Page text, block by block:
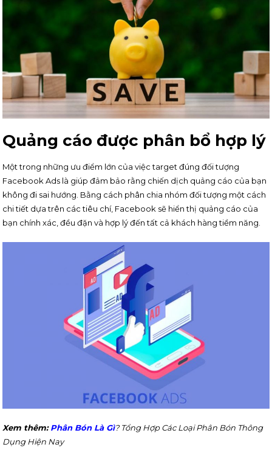
Quảng cáo được phân bổ hợp lý
Một trong những ưu điểm lớn của việc target đúng đối tượng
Facebook Ads là giúp đảm bảo rằng chiến dịch quảng cáo của bạn
không đi sai hướng. Bằng cách phân chia nhóm đối tượng một cách
chi tiết dựa trên các tiêu chí, Facebook sẽ hiển thị quảng cáo của
bạn chính xác, đều đặn và hợp lý đến tất cả khách hàng tiềm năng.
Xem thêm: Phân Bón Là Gì? Tổng Hợp Các Loại Phân Bón Thông
Dụng Hiện Nay